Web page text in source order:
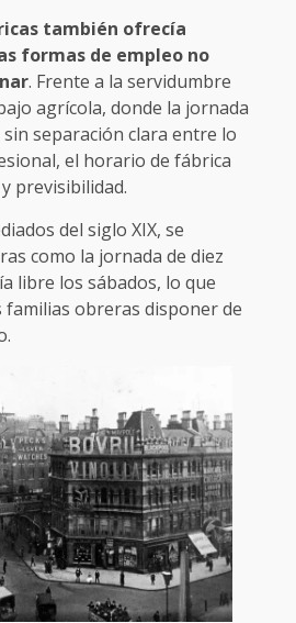
también ofrecía
formas de empleo no
. Frente a la servidumbre
agrícola, donde la jornada
separación clara entre lo
el horario de fábrica
previsibilidad.
del siglo XIX, se
como la jornada de diez
libre los sábados, lo que
familias obreras disponer de